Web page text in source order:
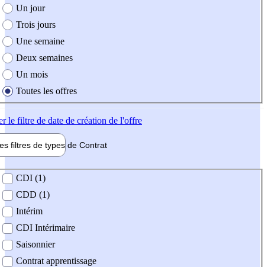
création de l'offre
Un jour
Trois jours
Une semaine
Deux semaines
Un mois
Toutes les offres
le filtre de date de création de l'offre
filtres de types de Contrat
contrat
CDI (1)
CDD (1)
Intérim
CDI Intérimaire
Saisonnier
Contrat apprentissage